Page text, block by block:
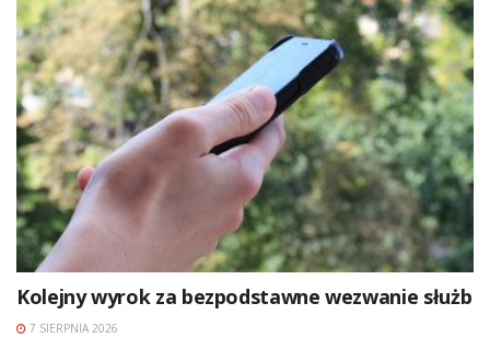
Kolejny wyrok za bezpodstawne wezwanie służb
7 SIERPNIA 2026